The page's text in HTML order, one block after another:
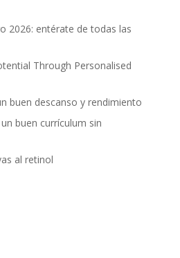
2026: entérate de todas las
Through Personalised
buen descanso y rendimiento
buen currículum sin
al retinol